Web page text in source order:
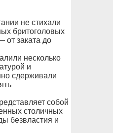
не стихали
бритоголовых
от заката до
несколько
и
сдерживали
собой
столичных
безвластия и